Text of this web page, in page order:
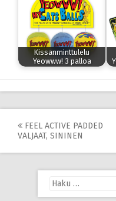
Kissanminttulelu
Yeowww! 3 palloa
Post
navigation
FEEL ACTIVE PADDED
VALJAAT, SININEN
Haku: